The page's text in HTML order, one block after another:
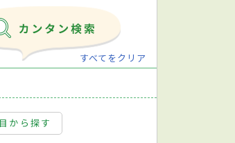
すべてをクリア
から探す